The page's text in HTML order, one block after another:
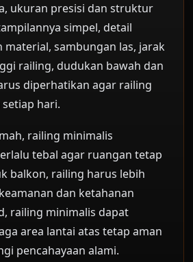
ukuran presisi dan struktur
simpel, detail
material, sambungan las, jarak
railing, dudukan bawah dan
diperhatikan agar railing
hari.
railing minimalis
tebal agar ruangan tetap
balkon, railing harus lebih
dan ketahanan
railing minimalis dapat
area lantai atas tetap aman
pencahayaan alami.